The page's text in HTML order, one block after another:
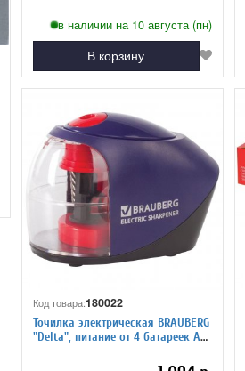
в наличии на 10 августа (пн)
В корзину
Код товара:180022
Точилка электрическая BRAUBERG
"Delta", питание от 4 батареек АА,